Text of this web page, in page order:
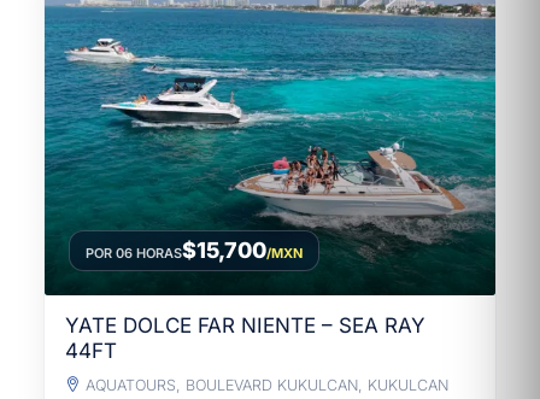
POR 06 HORAS$15,700/MXN
YATE DOLCE FAR NIENTE – SEA RAY
44FT
AQUATOURS, BOULEVARD KUKULCAN, KUKULCAN